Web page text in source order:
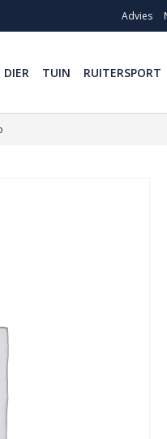
Advies
DIER TUIN RUITERSPORT